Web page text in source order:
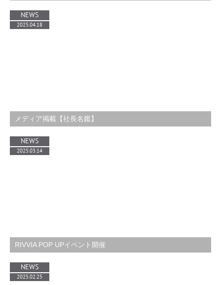
メディア掲載【社長名鑑】
NEWS
2025.04.18
RIVVIA POP UPイベント開催
NEWS
2025.03.14
NEWS
2025.02.25